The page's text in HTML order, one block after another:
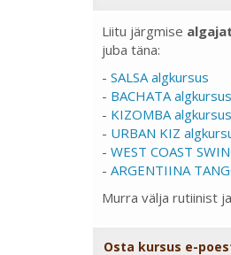
Liitu järgmise
juba täna:
- SALSA algkursus
- BACHATA algkursus
- KIZOMBA algkursus
- URBAN KIZ
- WEST COAST
- ARGENTIINA
Murra välja rutiinist
Osta kursus e-